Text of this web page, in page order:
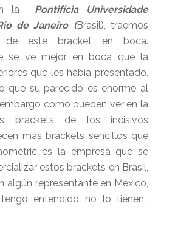
la Pontifícia Universidade
de Janeiro (Brasil), traemos
de este bracket en boca.
se ve mejor en boca que la
que les había presentado.
que su parecido es enorme al
como pueden ver en la
brackets de los incisivos
más brackets sencillos que
es la empresa que se
estos brackets en Brasil,
algún representante en México,
entendido no lo tienen.